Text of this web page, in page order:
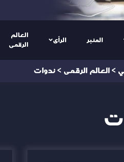
المنبر الرأى
العالم
الرقمى
> العالم الرقمى > ندوات